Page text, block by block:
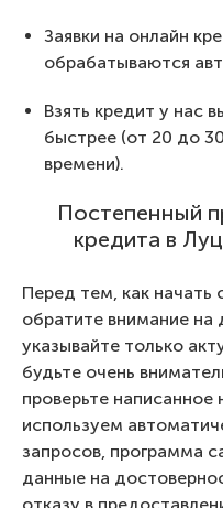
Заявки на онлайн
обрабатываются
Взять кредит у нас
быстрее (от 20 до
времени).
Постепенный
кредита в
Перед тем, как начать
обратите внимание на
указывайте только
будьте очень
проверьте написанное
используем
запросов, программа
данные на